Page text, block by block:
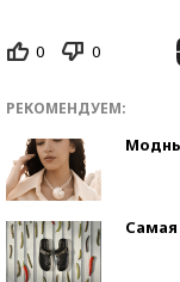
0 0
РЕКОМЕНДУЕМ:
Самая